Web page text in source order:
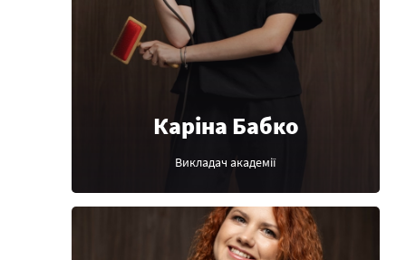
Каріна Бабко
Викладач академії